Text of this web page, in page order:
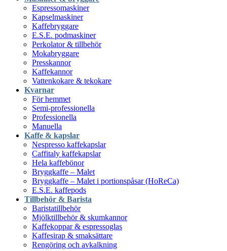
Espressomaskiner
Kapselmaskiner
Kaffebryggare
E.S.E. podmaskiner
Perkolator & tillbehör
Mokabryggare
Presskannor
Kaffekannor
Vattenkokare & tekokare
Kvarnar
För hemmet
Semi-professionella
Professionella
Manuella
Kaffe & kapslar
Nespresso kaffekapslar
Caffitaly kaffekapslar
Hela kaffebönor
Bryggkaffe – Malet
Bryggkaffe – Malet i portionspåsar (HoReCa)
E.S.E. kaffepods
Tillbehör & Barista
Baristatillbehör
Mjölktillbehör & skumkannor
Kaffekoppar & espressoglas
Kaffesirap & smaksättare
Rengöring och avkalkning